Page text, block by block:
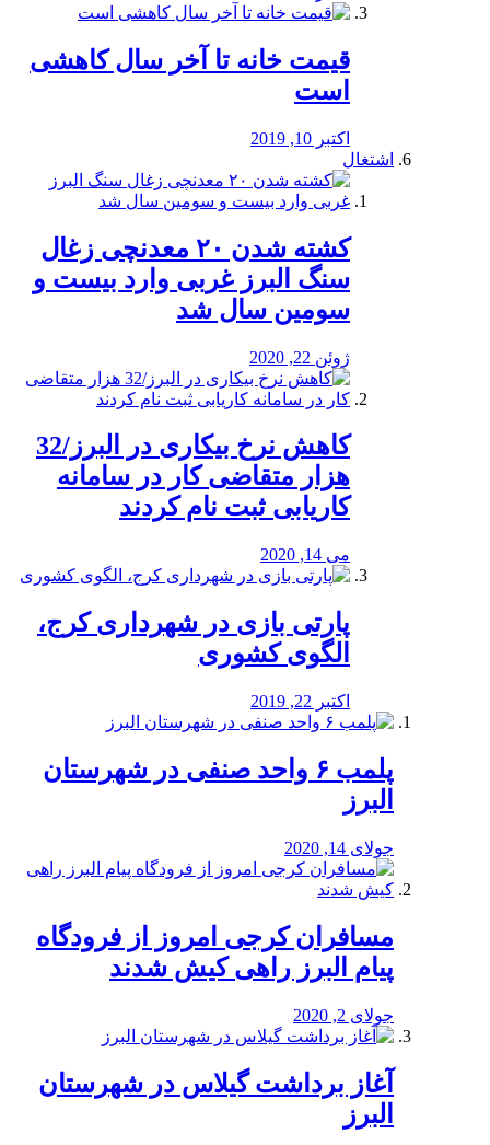
قیمت خانه تا آخر سال کاهشی
است
اکتبر 10, 2019
اشتغال
کشته شدن ۲۰ معدنچی زغال
سنگ البرز غربی وارد بیست و
سومین سال شد
ژوئن 22, 2020
کاهش نرخ بیکاری در البرز/32
هزار متقاضی کار در سامانه
کاریابی ثبت نام کردند
می 14, 2020
پارتی بازی در شهرداری کرج،
الگوی کشوری
اکتبر 22, 2019
پلمب ۶ واحد صنفی در شهرستان
البرز
جولای 14, 2020
مسافران کرجی امروز از فرودگاه
پیام البرز راهی کیش شدند
جولای 2, 2020
آغاز برداشت گیلاس در شهرستان
البرز